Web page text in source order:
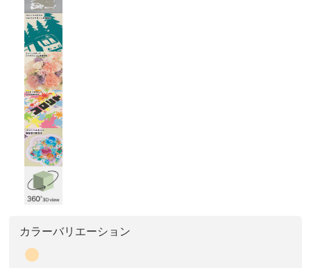
カラーバリエーション